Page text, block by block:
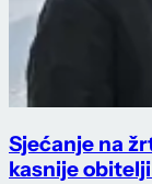
Sjećanje na
kasnije